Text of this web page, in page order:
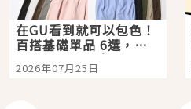
在GU看到就可以包色！
百搭基礎單品 6選，閉
眼全收也不心疼
2026年07月25日